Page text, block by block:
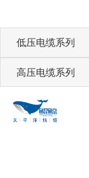
低压电缆系列
高压电缆系列